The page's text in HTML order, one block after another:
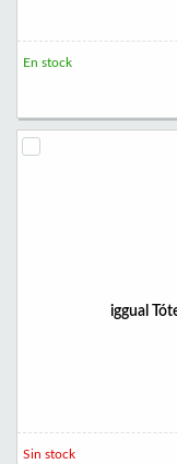
En stock
iggual
Sin stock